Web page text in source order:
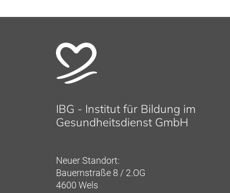
IBG - Institut für Bildung im
Gesundheitsdienst GmbH
Neuer Standort:
Bauernstraße 8 / 2.OG
4600 Wels